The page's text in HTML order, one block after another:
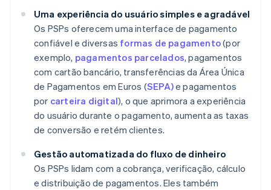
Uma experiência do usuário simples e agradável
Os PSPs oferecem uma interface de pagamento
confiável e diversas formas de pagamento(por
exemplo, pagamentos parcelados, pagamentos
com cartão bancário, transferências da Área Única
de Pagamentos em Euros (SEPA)e pagamentos
por carteira digital), o que aprimora a experiência
do usuário durante o pagamento, aumenta as taxas
de conversão e retém clientes.
Gestão automatizada do fluxo de dinheiro
Os PSPs lidam com a cobrança, verificação, cálculo
e distribuição de pagamentos. Eles também